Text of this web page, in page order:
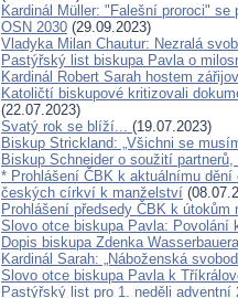
Kardinál Müller: "Falešní proroci"
OSN 2030 (29.09.2023)
Vladyka Milan Chautur: Nezralá
Pastýřský list biskupa Pavla o
Kardinál Robert Sarah hostem
Katoličtí biskupové kritizovali
(22.07.2023)
Svatý rok se blíží... (19.07.2023)
Biskup Strickland: „Všichni se
Biskup Schneider o soužití
* Prohlášení ČBK k aktuálnímu
českých církví k manželství
Prohlášení předsedy ČBK k útokům
Slovo otce biskupa Pavla: Povolání
Dopis biskupa Zdenka
Kardinál Sarah: „Náboženská
Slovo otce biskupa Pavla k
Pastýřský list pro 1. neděli adventní